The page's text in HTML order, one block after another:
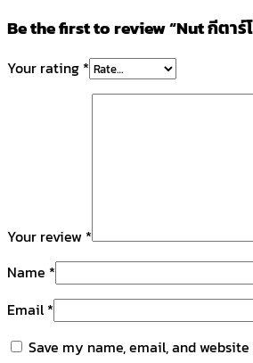
Be the first to review “Nut กีตา
Your rating *
Your review *
Name *
Email*
Save my name, email, and